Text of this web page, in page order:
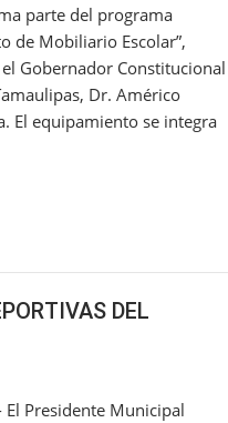
parte del programa
de Mobiliario Escolar”,
Gobernador Constitucional
Dr. Américo
El equipamiento se integra
DEL
El Presidente Municipal